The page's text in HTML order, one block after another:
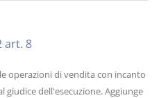
art. 8
operazioni di vendita con incanto
dell'esecuzione. Aggiunge